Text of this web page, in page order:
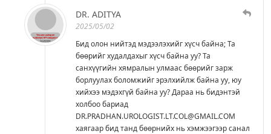
DR. ADITYA
2025/05/02
Бид олон нийтэд мэдээлэхийг хүсч байна; Та
бөөрийг худалдахыг хүсч байна уу? Та
санхүүгийн хямралын улмаас бөөрийг зарж
борлуулах боломжийг эрэлхийлж байна уу, юу
хийхээ мэдэхгүй байна уу? Дараа нь бидэнтэй
холбоо бариад
DR.PRADHAN.UROLOGIST.LT.COL@GMAIL.COM
хаягаар бид танд бөөрнийх нь хэмжээгээр санал